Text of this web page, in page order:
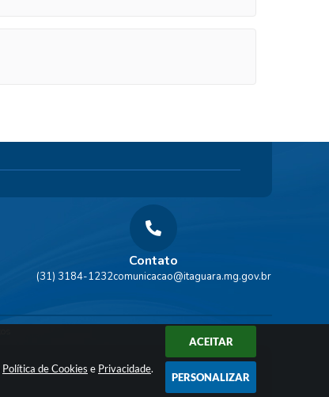
Política de Cookies e Privacidade.
ACEITAR
PERSONALIZAR
Contato
(31) 3184-1232comunicacao@itaguara.mg.gov.br